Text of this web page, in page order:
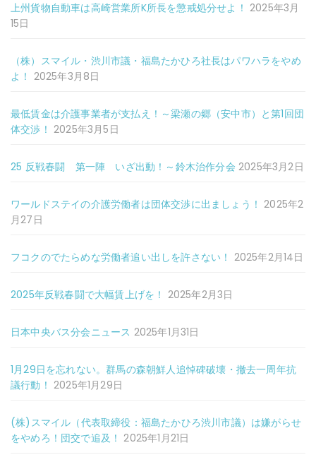
上州貨物自動車は高崎営業所K所長を懲戒処分せよ！ 2025年3月
15日
（株）スマイル・渋川市議・福島たかひろ社長はパワハラをやめ
よ！ 2025年3月8日
最低賃金は介護事業者が支払え！～梁瀬の郷（安中市）と第1回団
体交渉！ 2025年3月5日
25 反戦春闘 第一陣 いざ出動！～鈴木治作分会 2025年3月2日
ワールドステイの介護労働者は団体交渉に出ましょう！ 2025年2
月27日
フコクのでたらめな労働者追い出しを許さない！ 2025年2月14日
2025年反戦春闘で大幅賃上げを！ 2025年2月3日
日本中央バス分会ニュース 2025年1月31日
1月29日を忘れない。群馬の森朝鮮人追悼碑破壊・撤去一周年抗
議行動！ 2025年1月29日
(株)スマイル（代表取締役：福島たかひろ渋川市議）は嫌がらせ
をやめろ！団交で追及！ 2025年1月21日